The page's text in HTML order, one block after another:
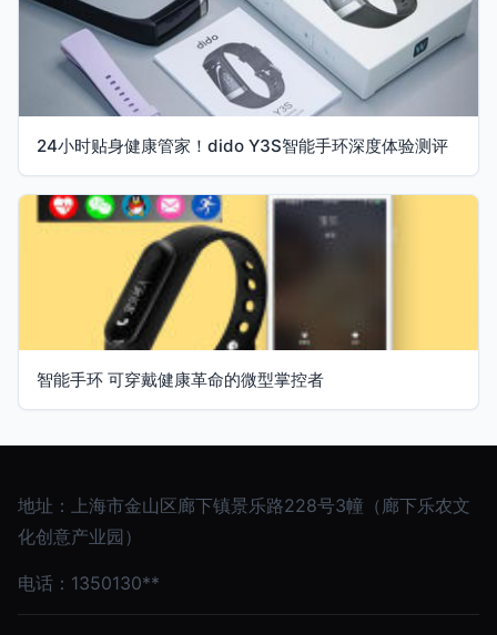
24小时贴身健康管家！dido Y3S智能手环深度体验测评
智能手环 可穿戴健康革命的微型掌控者
地址：上海市金山区廊下镇景乐路228号3幢（廊下乐农文
化创意产业园）
电话：1350130**